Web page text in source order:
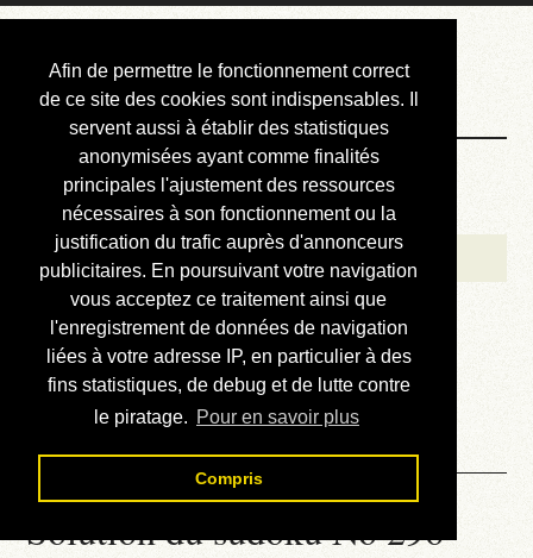
Afin de permettre le fonctionnement correct
de ce site des cookies sont indispensables. Il
servent aussi à établir des statistiques
anonymisées ayant comme finalités
principales l'ajustement des ressources
nécessaires à son fonctionnement ou la
justification du trafic auprès d'annonceurs
publicitaires. En poursuivant votre navigation
vous acceptez ce traitement ainsi que
l'enregistrement de données de navigation
liées à votre adresse IP, en particulier à des
fins statistiques, de debug et de lutte contre
le piratage. Pour en savoir plus
Compris
Courbis, « LE »
Blog Officiel
Bienvenue
Réalisations
Divers (et d’été)
Annonces
Liens externes
Téléchargement
Contact
Solution du sudoku No 296